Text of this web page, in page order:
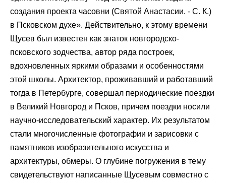
создания проекта часовни (Святой Анастасии. - С. К.)
в Псковском духе». Действительно, к этому времени
Щусев был известен как знаток новгородско-
псковского зодчества, автор ряда построек,
вдохновленных яркими образами и особенностями
этой школы. Архитектор, проживавший и работавший
тогда в Петербурге, совершал периодические поездки
в Великий Новгород и Псков, причем поездки носили
научно-исследовательский характер. Их результатом
стали многочисленные фотографии и зарисовки с
памятников изобразительного искусства и
архитектуры, обмеры. О глубине погружения в тему
свидетельствуют написанные Щусевым совместно с